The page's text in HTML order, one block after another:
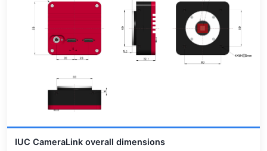
IUC CameraLink overall dimensions